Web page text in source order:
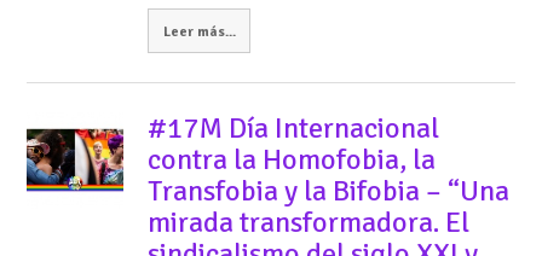
Leer más...
#17M Día Internacional
contra la Homofobia, la
Transfobia y la Bifobia – “Una
mirada transformadora. El